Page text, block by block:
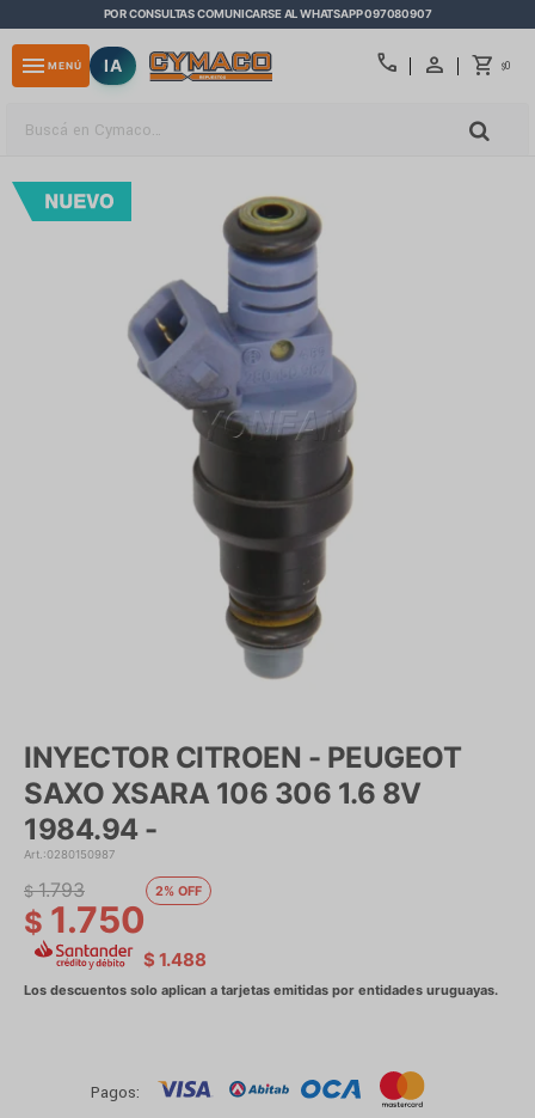
POR CONSULTAS COMUNICARSE AL WHATSAPP 097080907
call $0
menu MENÚ IA
INYECTOR CITROEN - PEUGEOT
SAXO XSARA 106 306 1.6 8V
1984.94 -
0280150987
$ 1.750
$ 1.793 2
$ 1.488
Pagos:
close